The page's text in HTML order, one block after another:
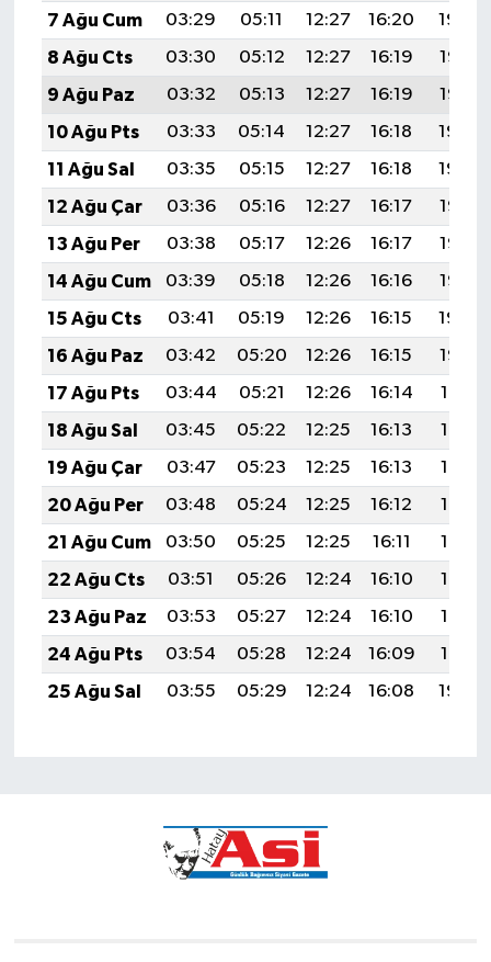
7 Ağu Cum
03:29 05:11 12:27 16:20
19:34
8 Ağu Cts
03:30 05:12 12:27 16:19
19:33
9 Ağu Paz
03:32 05:13 12:27 16:19
19:32
10 Ağu Pts
03:33 05:14 12:27 16:18
19:30
11 Ağu Sal
03:35 05:15 12:27 16:18
19:29
12 Ağu Çar
03:36 05:16 12:27 16:17
19:28
13 Ağu Per
03:38 05:17 12:26 16:17
19:26
14 Ağu Cum
03:39 05:18 12:26 16:16
19:25
15 Ağu Cts
03:41 05:19 12:26 16:15
19:24
16 Ağu Paz
03:42 05:20 12:26 16:15
19:22
17 Ağu Pts
03:44 05:21 12:26 16:14
19:21
18 Ağu Sal
03:45 05:22 12:25 16:13
19:19
19 Ağu Çar
03:47 05:23 12:25 16:13
19:18
20 Ağu Per
03:48 05:24 12:25 16:12
19:16
21 Ağu Cum
03:50 05:25 12:25 16:11
19:15
22 Ağu Cts
03:51 05:26 12:24 16:10
19:13
23 Ağu Paz
03:53 05:27 12:24 16:10
19:12
24 Ağu Pts
03:54 05:28 12:24 16:09
19:10
25 Ağu Sal
03:55 05:29 12:24 16:08 19:09